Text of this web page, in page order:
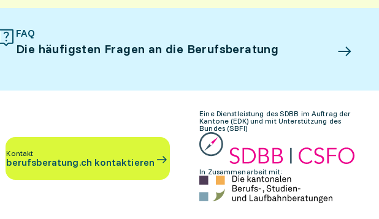
FAQ
Die häufigsten Fragen an die Berufsberatung
Kontakt
berufsberatung.ch kontaktieren
Eine Dienstleistung des SDBB im Auftrag der
Kantone (EDK) und mit Unterstützung des
Bundes (SBFI)
In Zusammenarbeit mit: